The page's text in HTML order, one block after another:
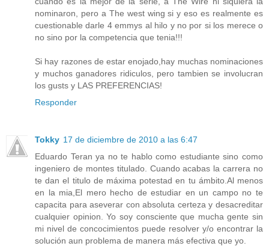
nominaron, pero a The west wing si y eso es realmente es
cuestionable darle 4 emmys al hilo y no por si los merece o
no sino por la competencia que tenia!!!
Si hay razones de estar enojado,hay muchas nominaciones
y muchos ganadores ridiculos, pero tambien se involucran
los gusts y LAS PREFERENCIAS!
Responder
Tokky 17 de diciembre de 2010 a las 6:47
Eduardo Teran ya no te hablo como estudiante sino como
ingeniero de montes titulado. Cuando acabas la carrera no
te dan el titulo de máxima potestad en tu ámbito.Al menos
en la mia,El mero hecho de estudiar en un campo no te
capacita para aseverar con absoluta certeza y desacreditar
cualquier opinion. Yo soy consciente que mucha gente sin
mi nivel de concocimientos puede resolver y/o encontrar la
solución aun problema de manera más efectiva que yo.